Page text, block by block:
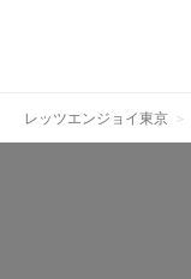
レッツエンジョイ東京